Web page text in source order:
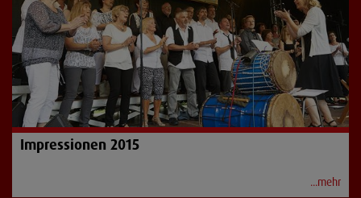
Impressionen 2015
...mehr